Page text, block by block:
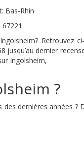
Bas-Rhin
67221
jusqu’au dernier
Ingolsheim,
?
dernières années